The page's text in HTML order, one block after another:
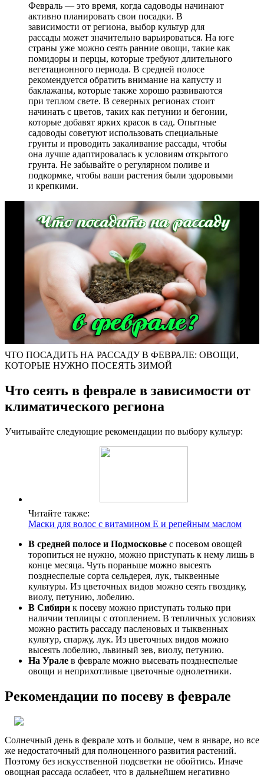
Февраль — это время, когда садоводы начинают
активно планировать свои посадки. В
зависимости от региона, выбор культур для
рассады может значительно варьироваться. На юге
страны уже можно сеять ранние овощи, такие как
помидоры и перцы, которые требуют длительного
вегетационного периода. В средней полосе
рекомендуется обратить внимание на капусту и
баклажаны, которые также хорошо развиваются
при теплом свете. В северных регионах стоит
начинать с цветов, таких как петунии и бегонии,
которые добавят ярких красок в сад. Опытные
садоводы советуют использовать специальные
грунты и проводить закаливание рассады, чтобы
она лучше адаптировалась к условиям открытого
грунта. Не забывайте о регулярном поливе и
подкормке, чтобы ваши растения были здоровыми
и крепкими.
ЧТО ПОСАДИТЬ НА РАССАДУ В ФЕВРАЛЕ: ОВОЩИ,
КОТОРЫЕ НУЖНО ПОСЕЯТЬ ЗИМОЙ
Что сеять в феврале в зависимости от
климатического региона
Учитывайте следующие рекомендации по выбору культур:
Читайте также:
Маски для волос с витамином E и репейным маслом
В средней полосе и Подмосковье с посевом овощей
торопиться не нужно, можно приступать к нему лишь в
конце месяца. Чуть пораньше можно высеять
позднеспелые сорта сельдерея, лук, тыквенные
культуры. Из цветочных видов можно сеять гвоздику,
виолу, петунию, лобелию.
В Сибири к посеву можно приступать только при
наличии теплицы с отоплением. В тепличных условиях
можно растить рассаду пасленовых и тыквенных
культур, спаржу, лук. Из цветочных видов можно
высеять лобелию, львиный зев, виолу, петунию.
На Урале в феврале можно высевать позднеспелые
овощи и неприхотливые цветочные однолетники.
Рекомендации по посеву в феврале
Солнечный день в феврале хоть и больше, чем в январе, но все
же недостаточный для полноценного развития растений.
Поэтому без искусственной подсветки не обойтись. Иначе
овощная рассада ослабеет, что в дальнейшем негативно